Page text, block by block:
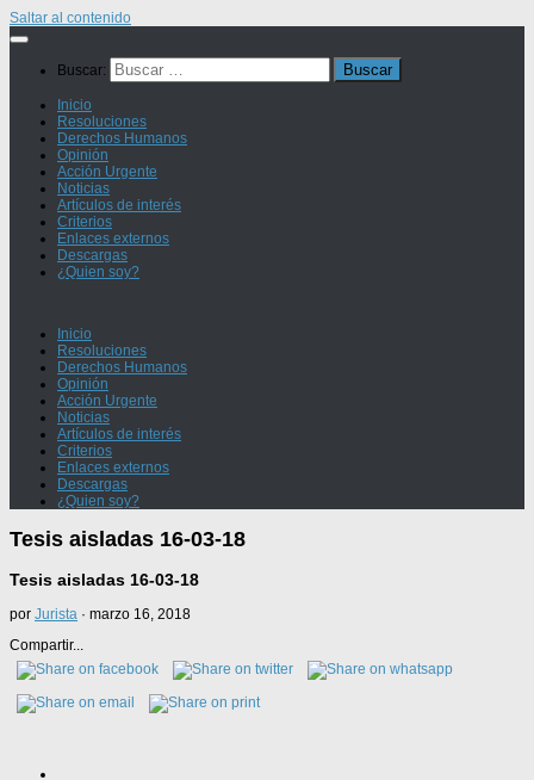
Saltar al contenido
Buscar:
Inicio
Resoluciones
Derechos Humanos
Opinión
Acción Urgente
Noticias
Artículos de interés
Criterios
Enlaces externos
Descargas
¿Quien soy?
Inicio
Resoluciones
Derechos Humanos
Opinión
Acción Urgente
Noticias
Artículos de interés
Criterios
Enlaces externos
Descargas
¿Quien soy?
Tesis aisladas 16-03-18
Tesis aisladas 16-03-18
por Jurista · marzo 16, 2018
Compartir...